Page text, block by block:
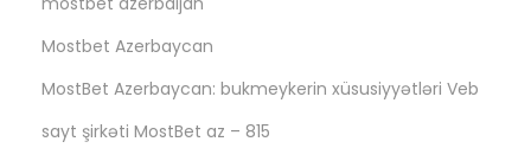
Mostbet Azerbaycan
MostBet Azerbaycan: bukmeykerin xüsusiyyətləri Veb
sayt şirkəti MostBet az – 815